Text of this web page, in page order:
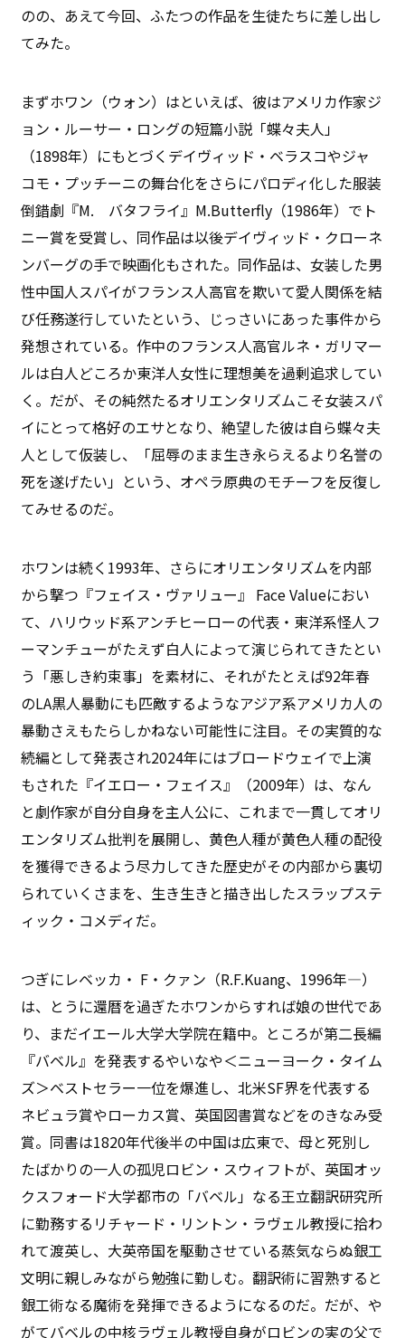
のの、あえて今回、ふたつの作品を生徒たちに差し出し
てみた。
まずホワン（ウォン）はといえば、彼はアメリカ作家ジ
ョン・ルーサー・ロングの短篇小説「蝶々夫人」
（1898年）にもとづくデイヴィッド・ベラスコやジャ
コモ・プッチーニの舞台化をさらにパロディ化した服装
倒錯劇『M. バタフライ』M.Butterfly（1986年）でト
ニー賞を受賞し、同作品は以後デイヴィッド・クローネ
ンバーグの手で映画化もされた。同作品は、女装した男
性中国人スパイがフランス人高官を欺いて愛人関係を結
び任務遂行していたという、じっさいにあった事件から
発想されている。作中のフランス人高官ルネ・ガリマー
ルは白人どころか東洋人女性に理想美を過剰追求してい
く。だが、その純然たるオリエンタリズムこそ女装スパ
イにとって格好のエサとなり、絶望した彼は自ら蝶々夫
人として仮装し、「屈辱のまま生き永らえるより名誉の
死を遂げたい」という、オペラ原典のモチーフを反復し
てみせるのだ。
ホワンは続く1993年、さらにオリエンタリズムを内部
から撃つ『フェイス・ヴァリュー』 Face Valueにおい
て、ハリウッド系アンチヒーローの代表・東洋系怪人フ
ーマンチューがたえず白人によって演じられてきたとい
う「悪しき約束事」を素材に、それがたとえば92年春
のLA黒人暴動にも匹敵するようなアジア系アメリカ人の
暴動さえもたらしかねない可能性に注目。その実質的な
続編として発表され2024年にはブロードウェイで上演
もされた『イエロー・フェイス』（2009年）は、なん
と劇作家が自分自身を主人公に、これまで一貫してオリ
エンタリズム批判を展開し、黄色人種が黄色人種の配役
を獲得できるよう尽力してきた歴史がその内部から裏切
られていくさまを、生き生きと描き出したスラップステ
ィック・コメディだ。
つぎにレベッカ・ F・クァン（R.F.Kuang、1996年―）
は、とうに還暦を過ぎたホワンからすれば娘の世代であ
り、まだイエール大学大学院在籍中。ところが第二長編
『バベル』を発表するやいなや＜ニューヨーク・タイム
ズ＞ベストセラー一位を爆進し、北米SF界を代表する
ネビュラ賞やローカス賞、英国図書賞などをのきなみ受
賞。同書は1820年代後半の中国は広東で、母と死別し
たばかりの一人の孤児ロビン・スウィフトが、英国オッ
クスフォード大学都市の「バベル」なる王立翻訳研究所
に勤務するリチャード・リントン・ラヴェル教授に拾わ
れて渡英し、大英帝国を駆動させている蒸気ならぬ銀工
文明に親しみながら勉強に勤しむ。翻訳術に習熟すると
銀工術なる魔術を発揮できるようになるのだ。だが、や
がてバベルの中核ラヴェル教授自身がロビンの実の父で